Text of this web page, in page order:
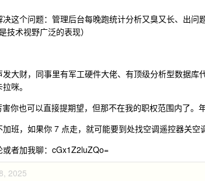
这个问题：管理后台每晚跑统计分析又臭又长、出问
技术视野广泛的表现）
大财，同事里有军工硬件大佬、有顶级分析型数据库
咪。
你也可以直接提期望，但那不在我的职权范围内了。
班，如果你 7 点走，就可能要到处找空调遥控器关空
者加我聊：cGx1Z2luZQo=
2025